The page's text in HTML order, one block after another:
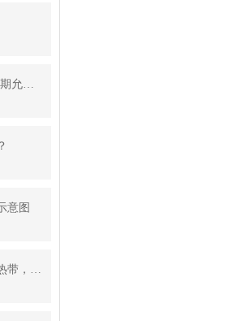
YJV-3.6/6kV高压电缆长期允许载流量对照表
意图
按照这样安装防爆电伴热带，准没问题！